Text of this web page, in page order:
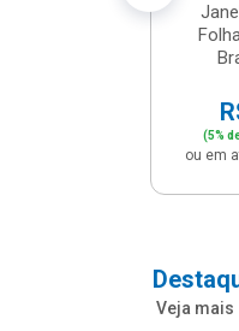
(5%
ou em
Veja mais